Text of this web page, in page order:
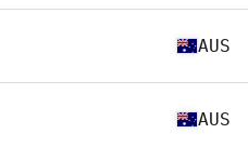
AUS
AUS